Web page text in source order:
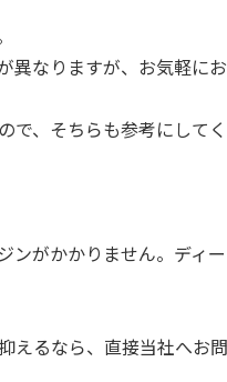
異なりますが、お気軽に
で、そちらも参考にして
ンがかかりません。ディ
えるなら、直接当社へお